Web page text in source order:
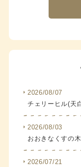
2026/08/07
チェリーヒル(天
2026/08/03
おおきなくすの木
2026/07/21